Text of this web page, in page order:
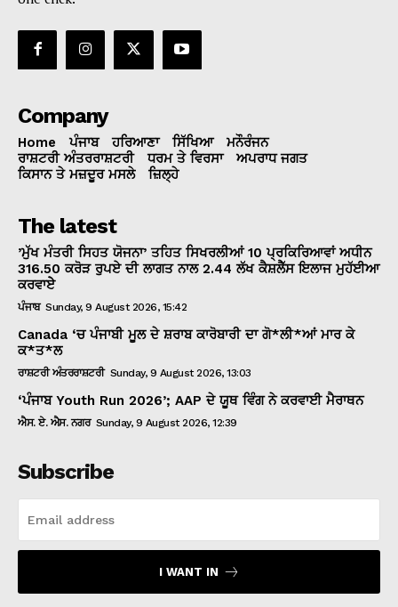
Company
Home ਪੰਜਾਬ ਹਰਿਆਣਾ ਸਿੱਖਿਆ
ਮਨੌਰੰਜਨ
ਰਾਸ਼ਟਰੀ ਅੰਤਰਰਾਸ਼ਟਰੀ
ਧਰਮ ਤੇ ਵਿਰਸਾ
ਅਪਰਾਧ ਜਗਤ
ਕਿਸਾਨ ਤੇ ਮਜ਼ਦੂਰ ਮਸਲੇ
ਜ਼ਿਲ੍ਹੇ
The latest
’ਮੁੱਖ ਮੰਤਰੀ ਸਿਹਤ ਯੋਜਨਾ’ ਤਹਿਤ ਸਿਖਰਲੀਆਂ 10 ਪ੍ਰਕਿਰਿਆਵਾਂ ਅਧੀਨ
316.50 ਕਰੋੜ ਰੁਪਏ ਦੀ ਲਾਗਤ ਨਾਲ 2.44 ਲੱਖ ਕੈਸ਼ਲੈੱਸ ਇਲਾਜ ਮੁਹੱਈਆ
ਕਰਵਾਏੇ
ਪੰਜਾਬ Sunday, 9 August 2026, 15:42
Canada ‘ਚ ਪੰਜਾਬੀ ਮੂਲ ਦੇ ਸ਼ਰਾਬ ਕਾਰੋਬਾਰੀ ਦਾ ਗੋ*ਲੀ*ਆਂ ਮਾਰ ਕੇ
ਕ*ਤ*ਲ
ਰਾਸ਼ਟਰੀ ਅੰਤਰਰਾਸ਼ਟਰੀ Sunday, 9 August 2026, 13:03
‘ਪੰਜਾਬ Youth Run 2026’; AAP ਦੇ ਯੂਥ ਵਿੰਗ ਨੇ ਕਰਵਾਈ ਮੈਰਾਥਨ
ਐਸ. ਏ. ਐਸ. ਨਗਰ Sunday, 9 August 2026, 12:39
Subscribe
I WANT IN